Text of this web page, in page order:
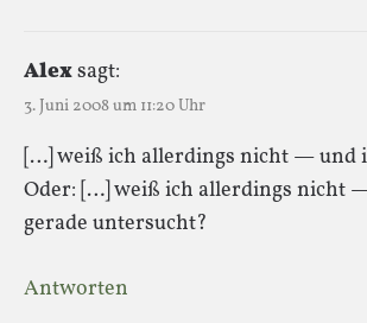
Alexsagt:
3. Juni 2008 um 11:20 Uhr
[…] weiß ich allerdings nicht — und
Oder: […] weiß ich allerdings nicht
gerade untersucht?
Antworten